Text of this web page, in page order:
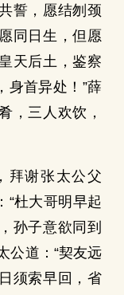
誓，愿结刎颈
同日生，但愿
天后土，鉴察
身首异处！”薛
，三人欢饮，
拜谢张太公父
“杜大哥明早起
孙子意欲同到
公道：“契友远
须索早回，省